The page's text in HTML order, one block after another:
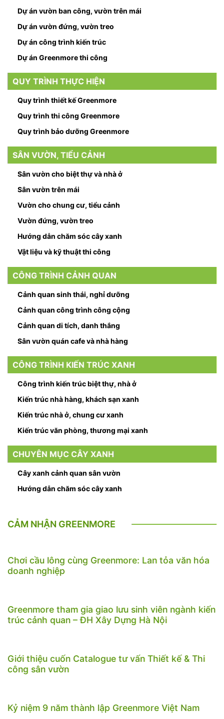
Dự án vườn ban công, vườn trên mái
Dự án vườn đứng, vườn treo
Dự án công trình kiến trúc
Dự án Greenmore thi công
QUY TRÌNH THỰC HIỆN
Quy trình thiết kế Greenmore
Quy trình thi công Greenmore
Quy trình bảo dưỡng Greenmore
SÂN VƯỜN, TIỂU CẢNH
Sân vườn cho biệt thự và nhà ở
Sân vườn trên mái
Vườn cho chung cư, tiểu cảnh
Vườn đứng, vườn treo
Hướng dẫn chăm sóc cây xanh
Vật liệu và kỹ thuật thi công
CÔNG TRÌNH CẢNH QUAN
Cảnh quan sinh thái, nghỉ dưỡng
Cảnh quan công trình công cộng
Cảnh quan di tích, danh thắng
Sân vườn quán cafe và nhà hàng
CÔNG TRÌNH KIẾN TRÚC XANH
Công trình kiến trúc biệt thự, nhà ở
Kiến trúc nhà hàng, khách sạn xanh
Kiến trúc nhà ở, chung cư xanh
Kiến trúc văn phòng, thương mại xanh
CHUYÊN MỤC CÂY XANH
Cây xanh cảnh quan sân vườn
Hướng dẫn chăm sóc cây xanh
CẢM NHẬN GREENMORE
Chơi cầu lông cùng Greenmore: Lan tỏa văn hóa
doanh nghiệp
Greenmore tham gia giao lưu sinh viên ngành kiến
trúc cảnh quan – ĐH Xây Dựng Hà Nội
Giới thiệu cuốn Catalogue tư vấn Thiết kế & Thi
công sân vườn
Kỷ niệm 9 năm thành lập Greenmore Việt Nam